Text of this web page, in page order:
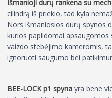
Išmanioji durų rankena su
cilindrą iš priekio, tad kyla
Nors išmaniosios durų spynos
kurios papildomai apsaugomos
vaizdo stebėjimo kameromis,
ignoruoti saugumo bei
BEE-LOCK p1 spyna yra bene